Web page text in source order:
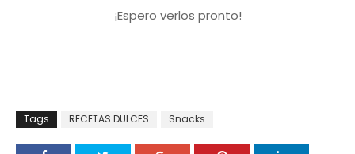
¡Espero verlos pronto!
Tags RECETAS DULCES Snacks